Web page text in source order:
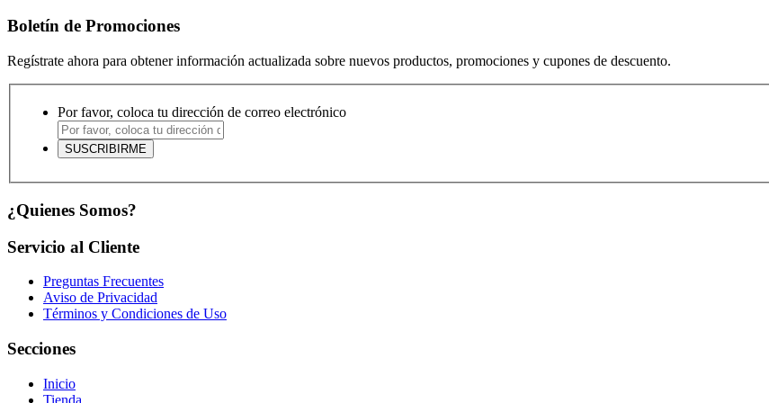
Boletín de Promociones
Regístrate ahora para obtener información actualizada sobre nuevos productos, promociones y cupones de descuento.
Por favor, coloca tu dirección de correo electrónico
¿Quienes Somos?
Servicio al Cliente
Preguntas Frecuentes
Aviso de Privacidad
Términos y Condiciones de Uso
Secciones
Inicio
Tienda